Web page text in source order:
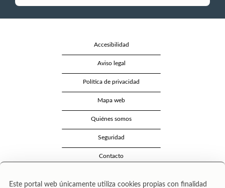
Accesibilidad
Aviso legal
Política de privacidad
Mapa web
Quiénes somos
Seguridad
Contacto
Este portal web únicamente utiliza cookies propias con finalidad